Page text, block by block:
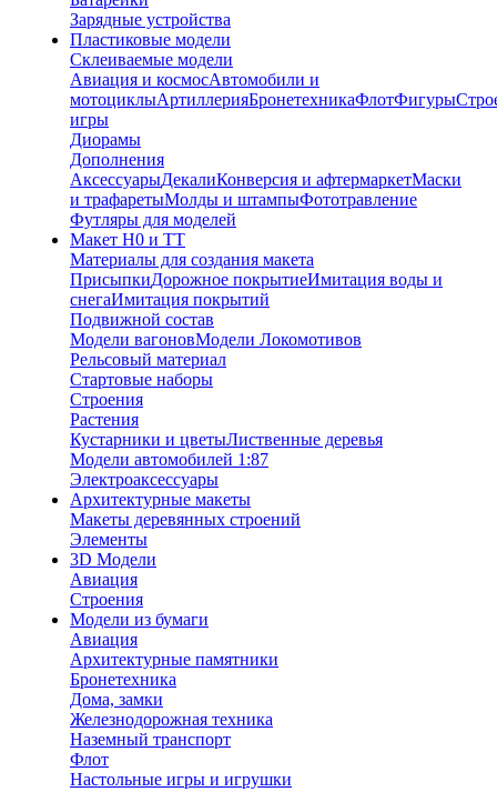
Зарядные устройства
Пластиковые модели
Склеиваемые модели
Авиация и космосАвтомобили и
мотоциклыАртиллерияБронетехникаФлотФигуры
игры
Диорамы
Дополнения
АксессуарыДекалиКонверсия и афтермаркетМаски
и трафаретыМолды и штампыФототравление
Футляры для моделей
Макет H0 и TT
Материалы для создания макета
ПрисыпкиДорожное покрытиеИмитация воды и
снегаИмитация покрытий
Подвижной состав
Модели вагоновМодели Локомотивов
Рельсовый материал
Стартовые наборы
Строения
Растения
Кустарники и цветыЛиственные деревья
Модели автомобилей 1:87
Электроаксессуары
Архитектурные макеты
Макеты деревянных строений
Элементы
3D Модели
Авиация
Строения
Модели из бумаги
Авиация
Архитектурные памятники
Бронетехника
Дома, замки
Железнодорожная техника
Наземный транспорт
Флот
Настольные игры и игрушки